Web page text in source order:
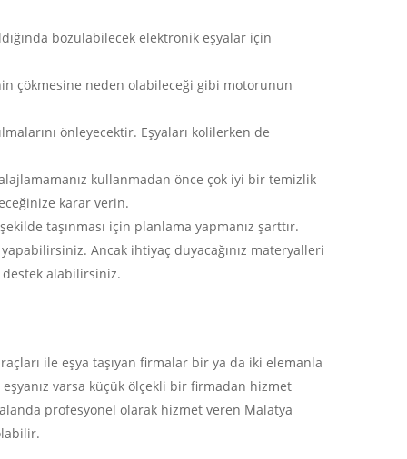
bozulabilecek elektronik eşyalar için
çökmesine neden olabileceği gibi motorunun
önleyecektir. Eşyaları kolilerken de
kullanmadan önce çok iyi bir temizlik
karar verin.
taşınması için planlama yapmanız şarttır.
Ancak ihtiyaç duyacağınız materyalleri
destek alabilirsiniz.
ile eşya taşıyan firmalar bir ya da iki elemanla
varsa küçük ölçekli bir firmadan hizmet
profesyonel olarak hizmet veren Malatya
İletişim
Altayçeşme mh begonya sk No : 30 /A
egesoy@egesoy.com.tr